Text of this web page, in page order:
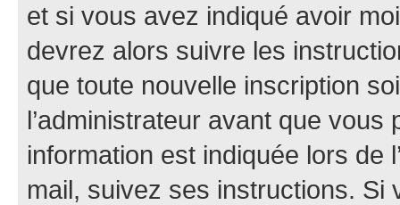
et si vous avez indiqué avoir
devrez alors suivre les
que toute nouvelle inscription
l’administrateur avant que
information est indiquée lors de
mail, suivez ses instructions. Si